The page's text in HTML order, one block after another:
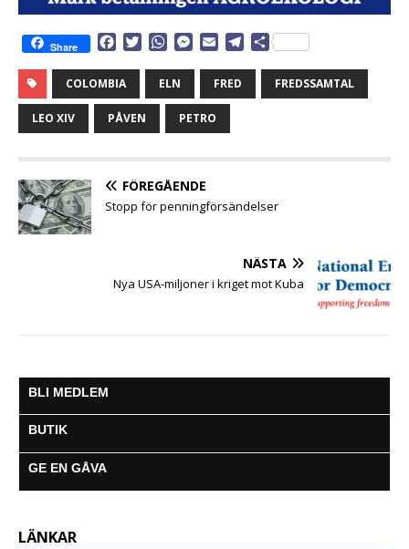
Share
c
e
b
o
t
t
e
W
a
t
A
M
s
e
n
r
a
i
e
D
a
COLOMBIA ELN FRED FREDSSAMTAL
LEO XIV PÅVEN PETRO
FÖREGÅENDE
Stopp för penningförsändelser
NÄSTA
Nya USA-miljoner i kriget mot Kuba
BLI MEDLEM
BUTIK
GE EN GÅVA
LÄNKAR